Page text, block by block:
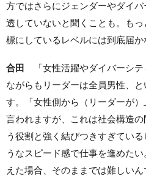
方ではさらにジェンダーやダイ
透していないと聞くことも。も
標にしているレベルには到底届か
合田
「女性活躍やダイバーシテ
ながらもリーダーは全員男性、
す。「女性側から（リーダーが
言われますが、これは社会構造
う役割と強く結びつきすぎてい
うなスピード感で仕事を進めた
えた場合、そのままでは難しいん